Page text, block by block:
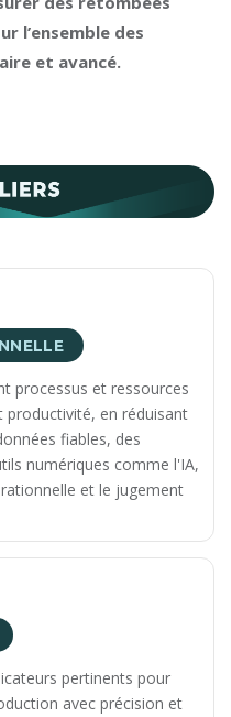
l’ensemble des
et avancé.
processus et ressources
en réduisant
fiables, des
numériques comme l'IA,
et le jugement
pertinents pour
avec précision et